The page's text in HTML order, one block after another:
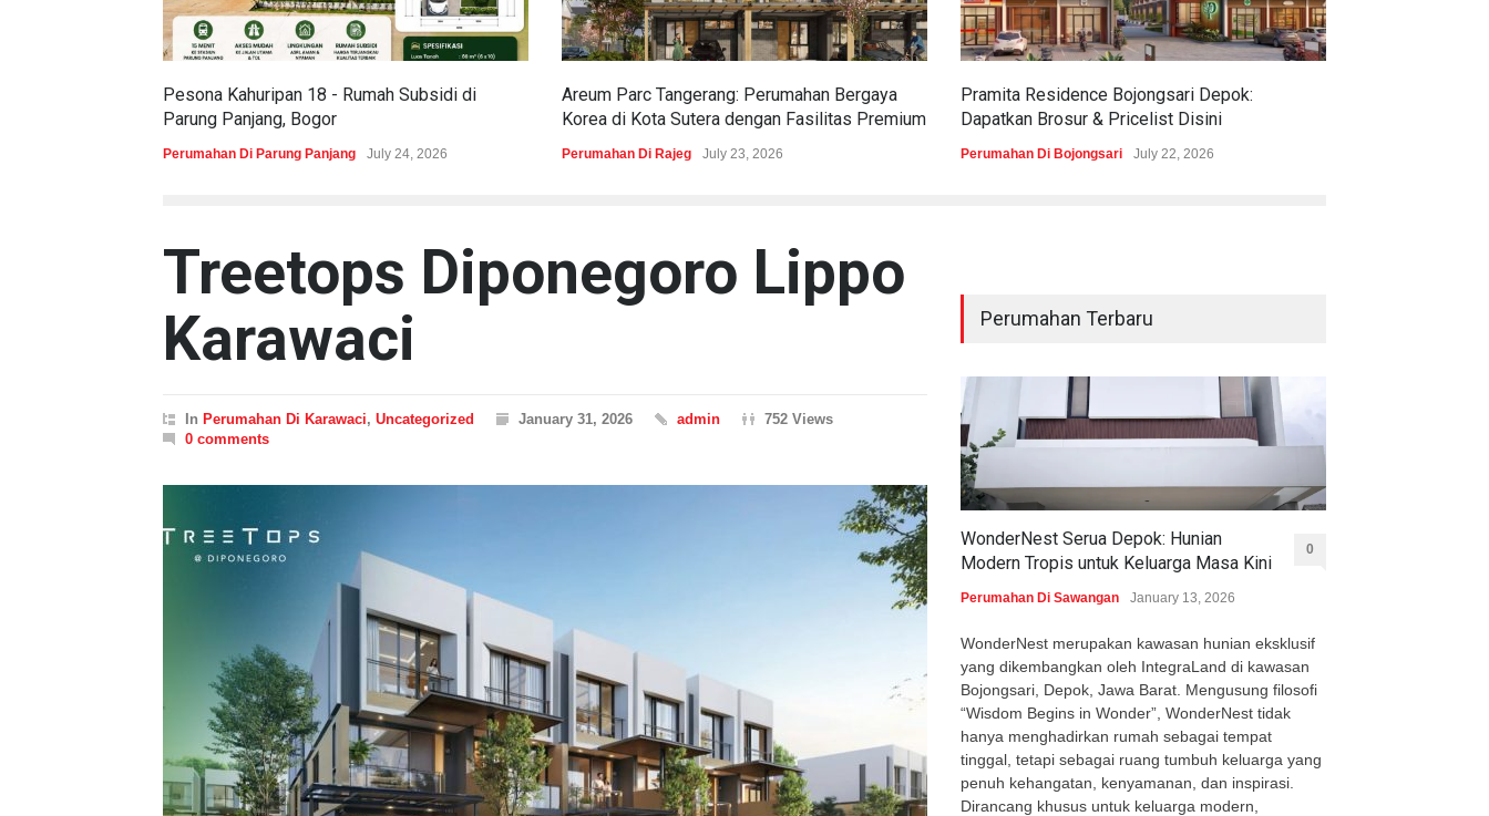
Pesona Kahuripan 18 - Rumah Subsidi di
Parung Panjang, Bogor
Perumahan Di Parung Panjang July 24, 2026
Areum Parc Tangerang: Perumahan Bergaya
Korea di Kota Sutera dengan Fasilitas Premium
Perumahan Di Rajeg July 23, 2026
Pramita Residence Bojongsari Depok:
Dapatkan Brosur & Pricelist Disini
Perumahan Di Bojongsari July 22, 2026
Treetops Diponegoro Lippo
Karawaci
In Perumahan Di Karawaci, Uncategorized January 31, 2026 admin
752 Views
0 comments
Perumahan Terbaru
WonderNest Serua Depok: Hunian
Modern Tropis untuk Keluarga Masa Kini
0
Perumahan Di Sawangan January 13, 2026
WonderNest merupakan kawasan hunian eksklusif
yang dikembangkan oleh IntegraLand di kawasan
Bojongsari, Depok, Jawa Barat. Mengusung filosofi
“Wisdom Begins in Wonder”, WonderNest tidak
hanya menghadirkan rumah sebagai tempat
tinggal, tetapi sebagai ruang tumbuh keluarga yang
penuh kehangatan, kenyamanan, dan inspirasi.
Dirancang khusus untuk keluarga modern,